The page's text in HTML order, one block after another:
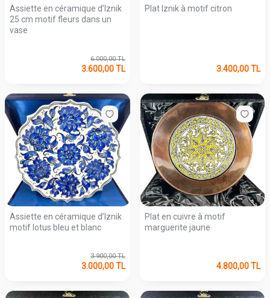
Assiette en céramique d’Iznik
25 cm motif fleurs dans un
vase
6.000,00TL
3.600,00TL
Plat Iznik à motif citron
3.400,00TL
Assiette en céramique d’Iznik
motif lotus bleu et blanc
3.900,00TL
3.000,00TL
Plat en cuivre à motif
marguerite jaune
4.800,00TL